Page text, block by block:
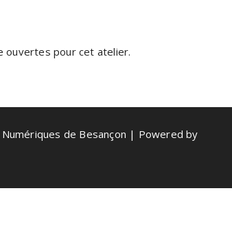
ouvertes pour cet atelier.
de Besançon | Powered by